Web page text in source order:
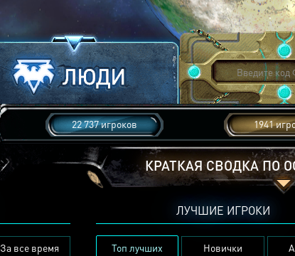
22 737 игроков 1941
КРАТКАЯ СВОДКА ПО
За все время
ЛУЧШИЕ ИГРОКИ
Топ лучших Новички